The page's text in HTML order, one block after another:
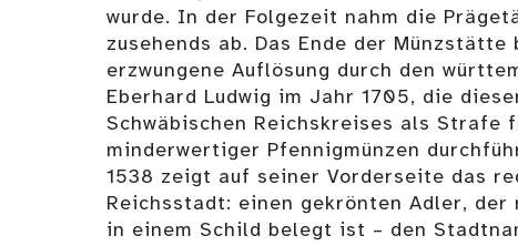
wurde. In der Folgezeit nahm die
zusehends ab. Das Ende der
erzwungene Auflösung durch den
Eberhard Ludwig im Jahr 1705, die
Schwäbischen Reichskreises als Strafe
minderwertiger Pfennigmünzen
1538 zeigt auf seiner Vorderseite das
Reichsstadt: einen gekrönten Adler, der
in einem Schild belegt ist – den